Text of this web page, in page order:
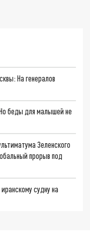
На генералов
беды для малышей не
Зеленского
прорыв под
судну на